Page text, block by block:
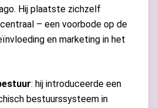
Hij plaatste zichzelf
– een voorbode op de
en marketing in het
: hij introduceerde een
bestuurssysteem in